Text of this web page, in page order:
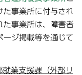
た事業所に付与され
た事業所は、障害者
ージ掲載等を通じて
業支援課（外部リ